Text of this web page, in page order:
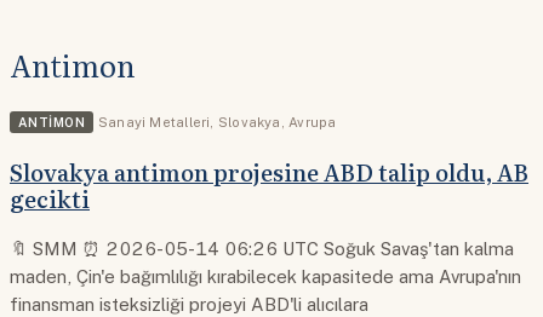
Antimon
ANTIMON Sanayi Metalleri, Slovakya ,Avrupa
Slovakya antimon projesine ABD talip oldu, AB
gecikti
🔖 SMM ⏰ 2026-05-14 06:26 UTC Soğuk Savaş'tan kalma
maden, Çin'e bağımlılığı kırabilecek kapasitede ama Avrupa'nın
finansman isteksizliği projeyi ABD'li alıcılara